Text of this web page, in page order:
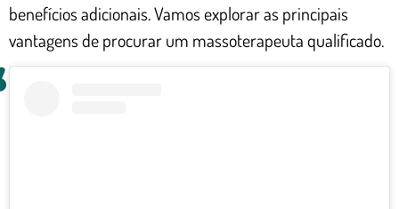
benefícios adicionais. Vamos explorar as principais
vantagens de procurar um massoterapeuta qualificado.